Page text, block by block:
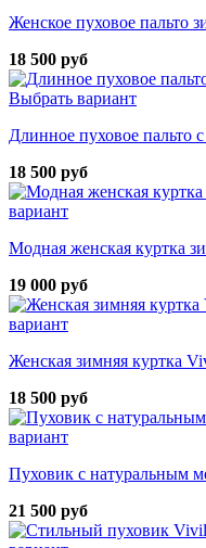
Женское пуховое пальто
18 500 руб
Выбрать вариант
Длинное пуховое
18 500 руб
вариант
Модная женская куртка
19 000 руб
вариант
Женская зимняя куртка
18 500 руб
вариант
Пуховик с натуральным
21 500 руб